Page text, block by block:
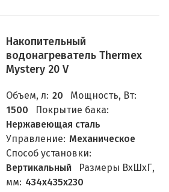
Накопительный
водонагреватель Thermex
Mystery 20 V
Объем, л: 20
Мощность, Вт:
1500
Покрытие бака:
Нержавеющая сталь
Управление: Механическое
Способ установки:
Вертикальный
Размеры ВхШхГ,
мм: 434х435х230